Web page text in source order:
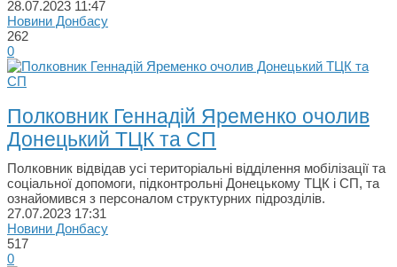
28.07.2023 11:47
Новини Донбасу
262
0
Полковник Геннадій Яременко очолив
Донецький ТЦК та СП
Полковник відвідав усі територіальні відділення мобілізації та
соціальної допомоги, підконтрольні Донецькому ТЦК і СП, та
ознайомився з персоналом структурних підрозділів.
27.07.2023 17:31
Новини Донбасу
517
0